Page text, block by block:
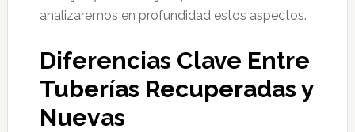
analizaremos en profundidad estos aspectos.
Diferencias Clave Entre
Tuberías Recuperadas y
Nuevas